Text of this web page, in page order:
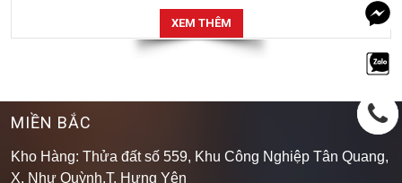
XEM THÊM
MIỀN BẮC
Kho Hàng: Thửa đất số 559, Khu Công Nghiệp Tân Quang,
X. Như Quỳnh,T. Hưng Yên